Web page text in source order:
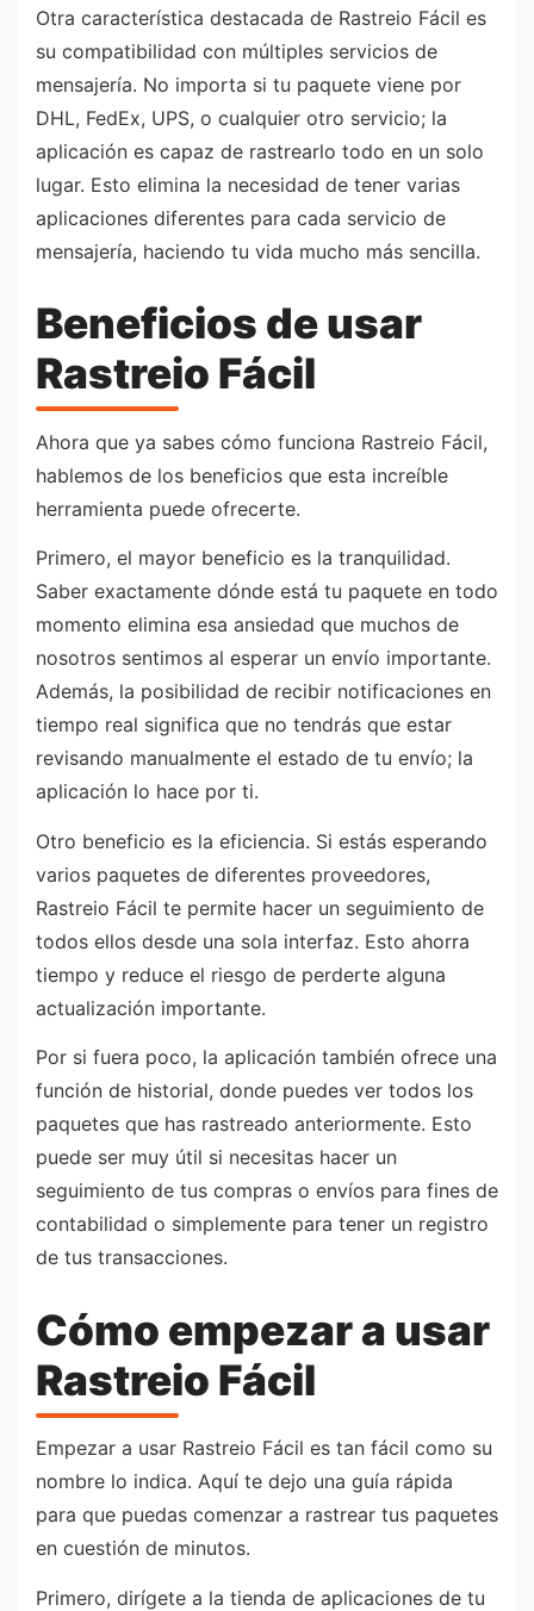
Otra característica destacada de Rastreio Fácil es
su compatibilidad con múltiples servicios de
mensajería. No importa si tu paquete viene por
DHL, FedEx, UPS, o cualquier otro servicio; la
aplicación es capaz de rastrearlo todo en un solo
lugar. Esto elimina la necesidad de tener varias
aplicaciones diferentes para cada servicio de
mensajería, haciendo tu vida mucho más sencilla.
Beneficios de usar
Rastreio Fácil
Ahora que ya sabes cómo funciona Rastreio Fácil,
hablemos de los beneficios que esta increíble
herramienta puede ofrecerte.
Primero, el mayor beneficio es la tranquilidad.
Saber exactamente dónde está tu paquete en todo
momento elimina esa ansiedad que muchos de
nosotros sentimos al esperar un envío importante.
Además, la posibilidad de recibir notificaciones en
tiempo real significa que no tendrás que estar
revisando manualmente el estado de tu envío; la
aplicación lo hace por ti.
Otro beneficio es la eficiencia. Si estás esperando
varios paquetes de diferentes proveedores,
Rastreio Fácil te permite hacer un seguimiento de
todos ellos desde una sola interfaz. Esto ahorra
tiempo y reduce el riesgo de perderte alguna
actualización importante.
Por si fuera poco, la aplicación también ofrece una
función de historial, donde puedes ver todos los
paquetes que has rastreado anteriormente. Esto
puede ser muy útil si necesitas hacer un
seguimiento de tus compras o envíos para fines de
contabilidad o simplemente para tener un registro
de tus transacciones.
Cómo empezar a usar
Rastreio Fácil
Empezar a usar Rastreio Fácil es tan fácil como su
nombre lo indica. Aquí te dejo una guía rápida
para que puedas comenzar a rastrear tus paquetes
en cuestión de minutos.
Primero, dirígete a la tienda de aplicaciones de tu